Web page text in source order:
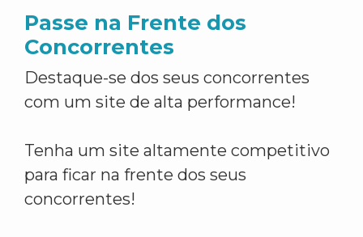
Passe na Frente dos
Concorrentes
Destaque-se dos seus concorrentes
com um site de alta performance!
Tenha um site altamente competitivo
para ficar na frente dos seus
concorrentes!